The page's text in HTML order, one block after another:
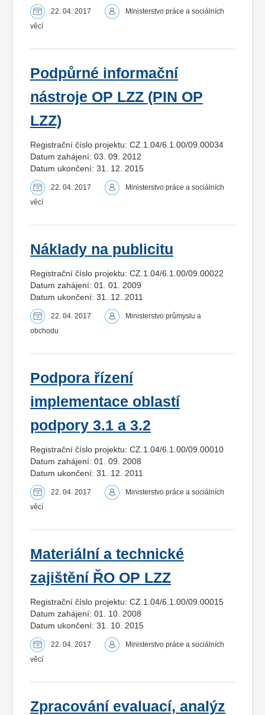
22. 04. 2017
Ministerstvo práce a sociálních
věcí
Podpůrné informační
nástroje OP LZZ (PIN OP
LZZ)
Registrační číslo projektu: CZ.1.04/6.1.00/09.00034
Datum zahájení: 03. 09. 2012
Datum ukončení: 31. 12. 2015
22. 04. 2017
Ministerstvo práce a sociálních
věcí
Náklady na publicitu
Registrační číslo projektu: CZ.1.04/6.1.00/09.00022
Datum zahájení: 01. 01. 2009
Datum ukončení: 31. 12. 2011
22. 04. 2017
Ministerstvo průmyslu a
obchodu
Podpora řízení
implementace oblastí
podpory 3.1 a 3.2
Registrační číslo projektu: CZ.1.04/6.1.00/09.00010
Datum zahájení: 01. 09. 2008
Datum ukončení: 31. 12. 2011
22. 04. 2017
Ministerstvo práce a sociálních
věcí
Materiální a technické
zajištění ŘO OP LZZ
Registrační číslo projektu: CZ.1.04/6.1.00/09.00015
Datum zahájení: 01. 10. 2008
Datum ukončení: 31. 10. 2015
22. 04. 2017
Ministerstvo práce a sociálních
věcí
Zpracování evaluací, analýz